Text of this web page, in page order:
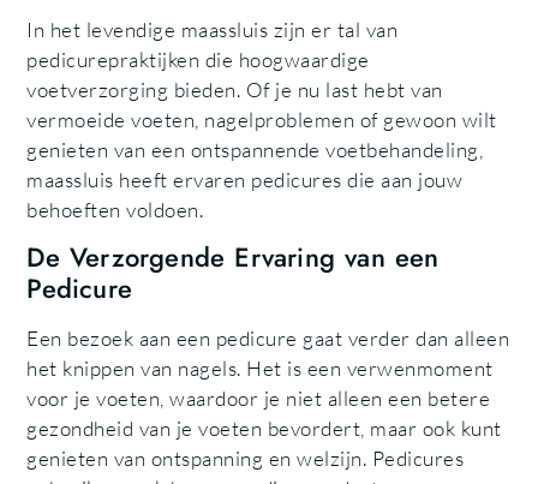
In het levendige maassluis zijn er tal van
pedicurepraktijken die hoogwaardige
voetverzorging bieden. Of je nu last hebt van
vermoeide voeten, nagelproblemen of gewoon wilt
genieten van een ontspannende voetbehandeling,
maassluis heeft ervaren pedicures die aan jouw
behoeften voldoen.
De Verzorgende Ervaring van een
Pedicure
Een bezoek aan een pedicure gaat verder dan alleen
het knippen van nagels. Het is een verwenmoment
voor je voeten, waardoor je niet alleen een betere
gezondheid van je voeten bevordert, maar ook kunt
genieten van ontspanning en welzijn. Pedicures